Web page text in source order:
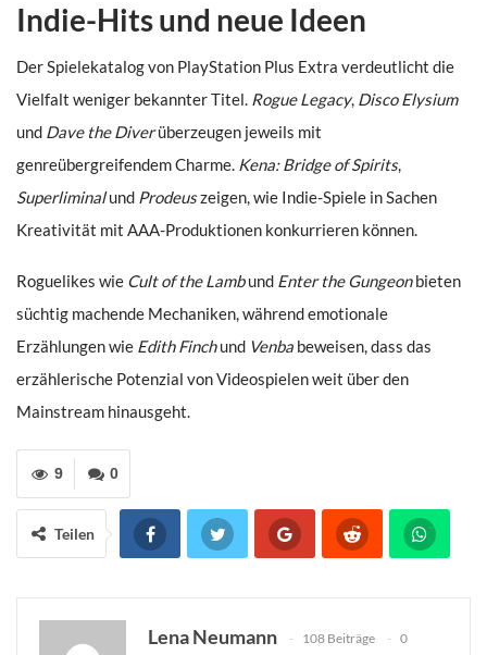
Indie-Hits und neue Ideen
Der Spielekatalog von PlayStation Plus Extra verdeutlicht die
Vielfalt weniger bekannter Titel. Rogue Legacy, Disco Elysium
und Dave the Diverüberzeugen jeweils mit
genreübergreifendem Charme. Kena: Bridge of Spirits,
Superliminalund Prodeuszeigen, wie Indie-Spiele in Sachen
Kreativität mit AAA-Produktionen konkurrieren können.
Roguelikes wie Cult of the Lambund Enter the Gungeonbieten
süchtig machende Mechaniken, während emotionale
Erzählungen wie Edith Finchund Venba beweisen, dass das
erzählerische Potenzial von Videospielen weit über den
Mainstream hinausgeht.
0
9
Teilen
Lena Neumann 108 Beiträge 0